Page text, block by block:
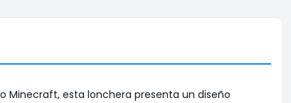
Minecraft, esta lonchera presenta un diseño